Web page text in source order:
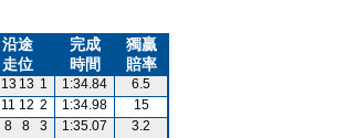
沿途
走位
完成
時間
獨贏
賠率
13 13 1 1:34.84
6.5
11 12 2 1:34.98
15
8 8 3 1:35.07
3.2